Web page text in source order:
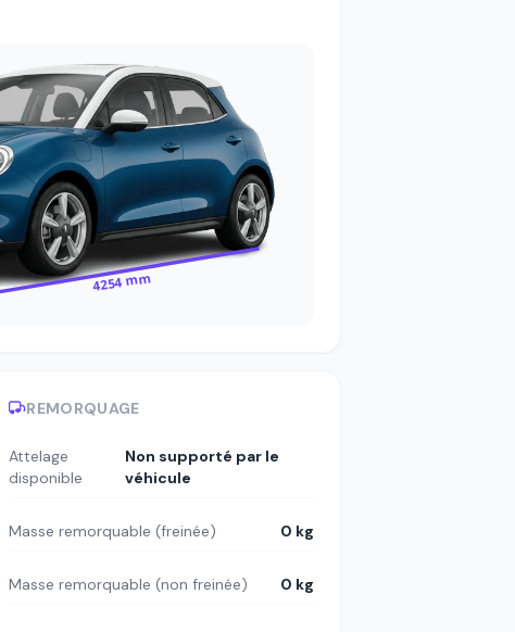
4254 mm
REMORQUAGE
Attelage
disponible
Non supporté par le
véhicule
Masse remorquable (freinée) 0 kg
Masse remorquable (non freinée) 0 kg